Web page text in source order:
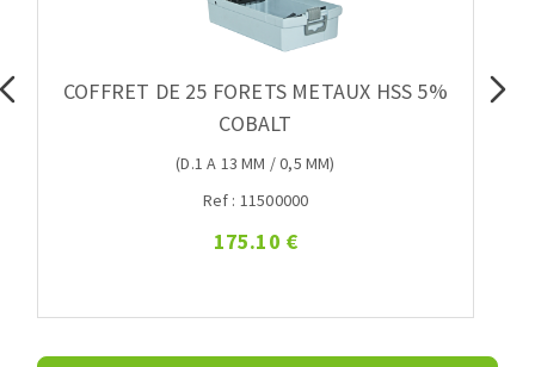
COFFRET DE 25 FORETS METAUX HSS 5%
COBALT
(D.1 A 13 MM / 0,5 MM)
Ref : 11500000
175.10 €